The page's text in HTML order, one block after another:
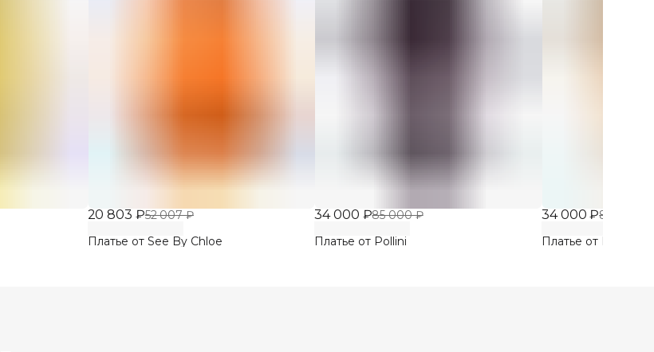
20 803 ₽52 007 ₽
Платье от See By Chloe
34 000 ₽85 000 ₽
Платье от Pollini
34 000 ₽85 000 ₽
Платье от Pollini